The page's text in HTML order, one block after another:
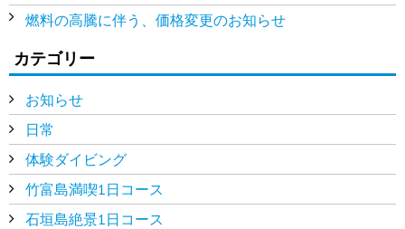
燃料の高騰に伴う、価格変更のお知らせ
カテゴリー
お知らせ
日常
体験ダイビング
竹富島満喫1日コース
石垣島絶景1日コース